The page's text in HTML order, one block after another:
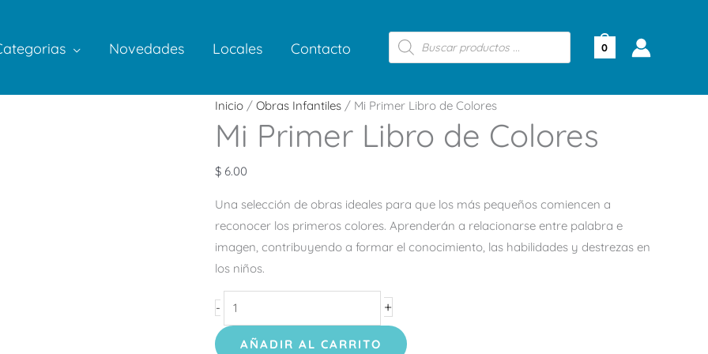
Novedades Locales Contacto
Búsqueda
de
productos
0
Inicio / Obras Infantiles / Mi Primer Libro de Colores
Mi Primer Libro de Colores
$ 6.00
Una selección de obras ideales para que los más pequeños comiencen a
reconocer los primeros colores. Aprenderán a relacionarse entre palabra e
imagen, contribuyendo a formar el conocimiento, las habilidades y destrezas en
los niños.
-
Mi
Primer
Libro
de
cantidad
+
AÑADIR AL CARRITO